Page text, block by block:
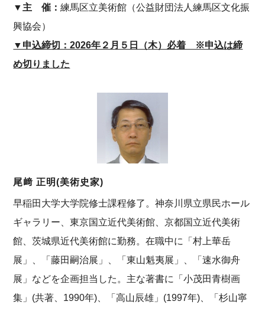
▼主 催：練馬区立美術館（公益財団法人練馬区文化振
興協会）
▼申込締切：2026年２月５日（木）必着 ※申込は締
め切りました
尾﨑 正明(美術史家)
早稲田大学大学院修士課程修了。神奈川県立県民ホール
ギャラリー、東京国立近代美術館、京都国立近代美術
館、茨城県近代美術館に勤務。在職中に「村上華岳
展」、「藤田嗣治展」、「東山魁夷展」、「速水御舟
展」などを企画担当した。主な著書に「小茂田青樹画
集」(共著、1990年)、「高山辰雄」(1997年)、「杉山寧